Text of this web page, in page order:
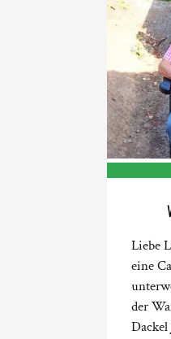
Liebe
eine
der